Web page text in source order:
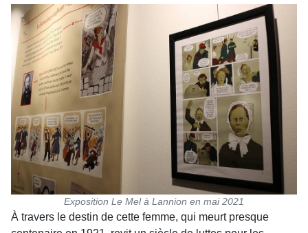
Exposition Le Mel à Lannion en mai 2021
À travers le destin de cette femme, qui meurt presque